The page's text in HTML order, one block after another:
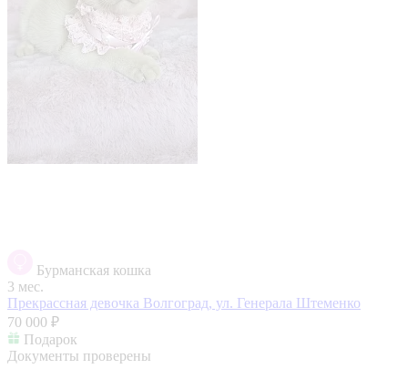
Бурманская кошка
3 мес.
Прекрассная девочка Волгоград, ул. Генерала Штеменко
70 000 ₽
Подарок
Документы проверены